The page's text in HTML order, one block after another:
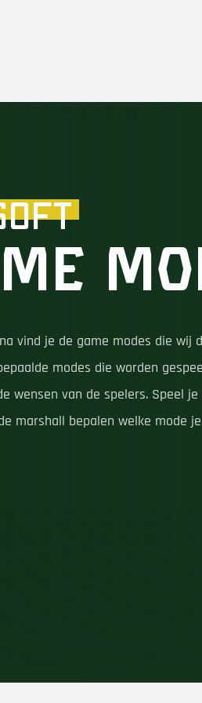
vind je de game modes die wij
modes die worden
wensen van de spelers. Speel
marshall bepalen welke mode